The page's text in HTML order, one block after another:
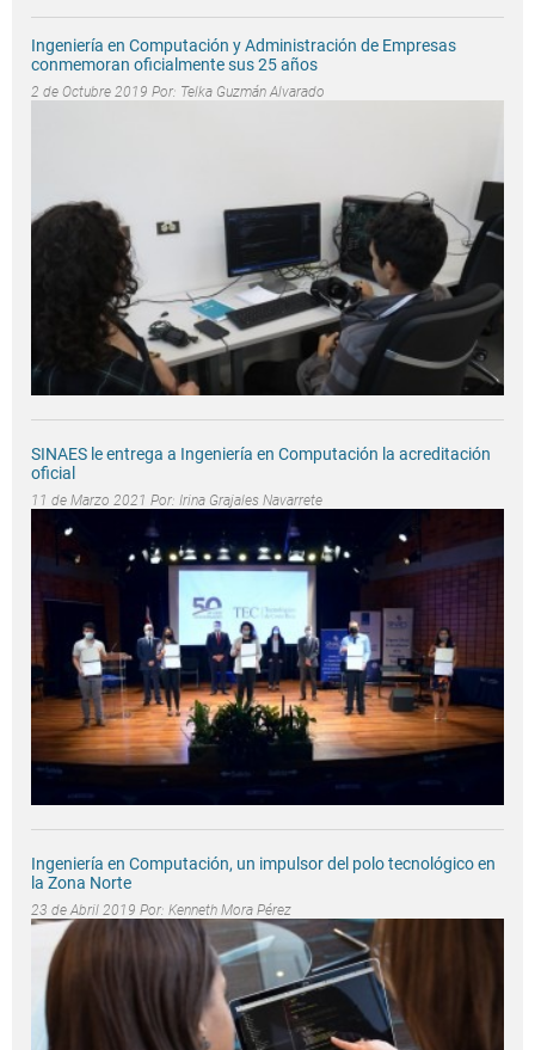
Ingeniería en Computación y Administración de Empresas
conmemoran oficialmente sus 25 años
2 de Octubre 2019 Por: Telka Guzmán Alvarado
SINAES le entrega a Ingeniería en Computación la acreditación
oficial
11 de Marzo 2021 Por: Irina Grajales Navarrete
Ingeniería en Computación, un impulsor del polo tecnológico en
la Zona Norte
23 de Abril 2019 Por: Kenneth Mora Pérez